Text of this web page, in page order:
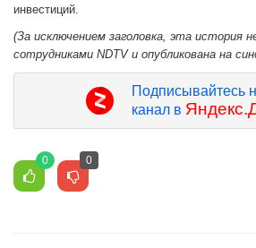
инвестиций.
(За исключением заголовка, эта история
сотрудниками NDTV и опубликована на
Подписывайтесь
канал в
0 0